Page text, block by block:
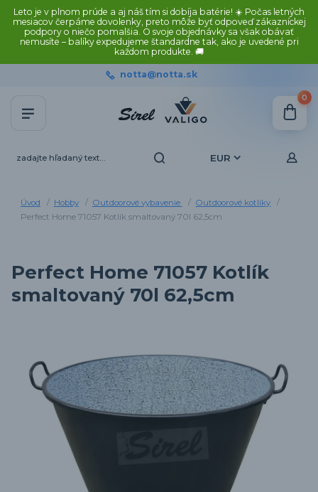
Leto je v plnom prúde a aj náš tím si dobíja batérie! ☀️ Počas letných
mesiacov čerpáme dovolenky, preto môže byť odpoveď zákazníckej
podpory o niečo pomalšia. O svoje objednávky sa však obávať
nemusíte – balíky expedujeme štandardne tak, ako je uvedené pri
každom produkte. 🚚
EUR
notta@notta.sk
0
Úvod Hobby Outdoorové vybavenie
Outdoorové kotlíky
Perfect Home 71057 Kotlík smaltovaný 70l 62,5cm
Perfect Home 71057 Kotlík
smaltovaný 70l 62,5cm